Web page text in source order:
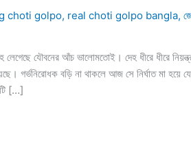
choti golpo, real choti golpo bangla,
যৌবনের আঁচ ভালোমতোই। দেহ ধীরে ধীরে
গর্ভনিরোধক বড়ি না থাকলে আজ সে নির্ঘাত মা হয়ে
[…]